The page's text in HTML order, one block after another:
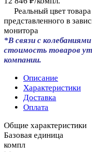
Реальный цвет
представленного в
монитора
*В связи с
стоимость товаров
компании.
Описание
Характеристики
Доставка
Оплата
Общие характеристики
Базовая единица
компл